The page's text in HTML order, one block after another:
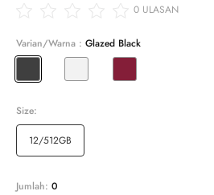
0 ULASAN
Varian/Warna : Glazed Black
Size:
12/512GB
Jumlah: 0